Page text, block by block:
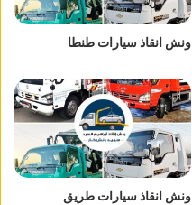
ونش انقاذ سيارات طنطا
ونش انقاذ سيارات طريق